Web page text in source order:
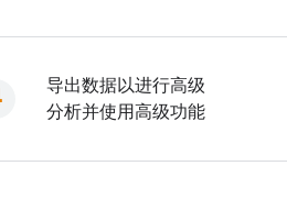
导出数据以进行高级
分析并使用高级功能